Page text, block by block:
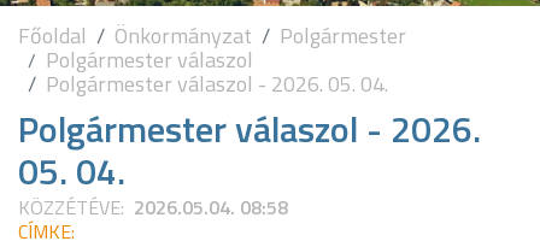
Főoldal Önkormányzat Polgármester
Polgármester válaszol
Polgármester válaszol - 2026. 05. 04.
Polgármester válaszol - 2026.
05. 04.
KÖZZÉTÉVE: 2026.05.04. 08:58
CÍMKE: